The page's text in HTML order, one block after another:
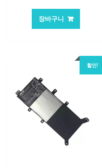
가
격:
장바구니
할인!